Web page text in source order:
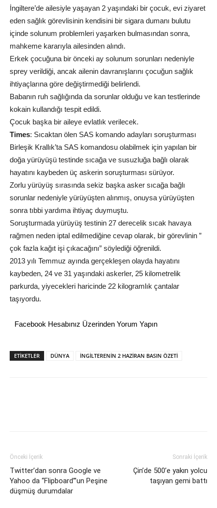
İngiltere’de ailesiyle yaşayan 2 yaşındaki bir çocuk, evi ziyaret
eden sağlık görevlisinin kendisini bir sigara dumanı bulutu
içinde solunum problemleri yaşarken bulmasından sonra,
mahkeme kararıyla ailesinden alındı.
Erkek çocuğuna bir önceki ay solunum sorunları nedeniyle
sprey verildiği, ancak ailenin davranışlarını çocuğun sağlık
ihtiyaçlarına göre değiştirmediği belirlendi.
Babanın ruh sağlığında da sorunlar olduğu ve kan testlerinde
kokain kullandığı tespit edildi.
Çocuk başka bir aileye evlatlık verilecek.
Times: Sıcaktan ölen SAS komando adayları soruşturması
Birleşik Krallık’ta SAS komandosu olabilmek için yapılan bir
doğa yürüyüşü testinde sıcağa ve susuzluğa bağlı olarak
hayatını kaybeden üç askerin soruşturması sürüyor.
Zorlu yürüyüş sırasında sekiz başka asker sıcağa bağlı
sorunlar nedeniyle yürüyüşten alınmış, onuysa yürüyüşten
sonra tıbbi yardıma ihtiyaç duymuştu.
Soruşturmada yürüyüş testinin 27 derecelik sıcak havaya
rağmen neden iptal edilmediğine cevap olarak, bir görevlinin ”
çok fazla kağıt işi çıkacağını” söylediği öğrenildi.
2013 yılı Temmuz ayında gerçekleşen olayda hayatını
kaybeden, 24 ve 31 yaşındaki askerler, 25 kilometrelik
parkurda, yiyecekleri haricinde 22 kilogramlık çantalar
taşıyordu.
Facebook Hesabınız Üzerinden Yorum Yapın
ETİKETLER DÜNYA İNGİLTERENİN 2 HAZİRAN BASIN ÖZETİ
Önceki İçerik
Twitter’dan sonra Google ve
Yahoo da “Flipboard”’un Peşine
düşmüş durumdalar
Sonraki İçerik
Çin’de 500’e yakın yolcu
taşıyan gemi battı